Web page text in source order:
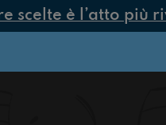
è l’atto più